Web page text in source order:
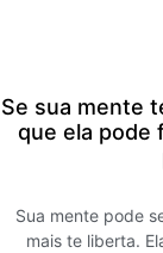
Se sua mente
que ela pode
Sua mente pode
mais te liberta.